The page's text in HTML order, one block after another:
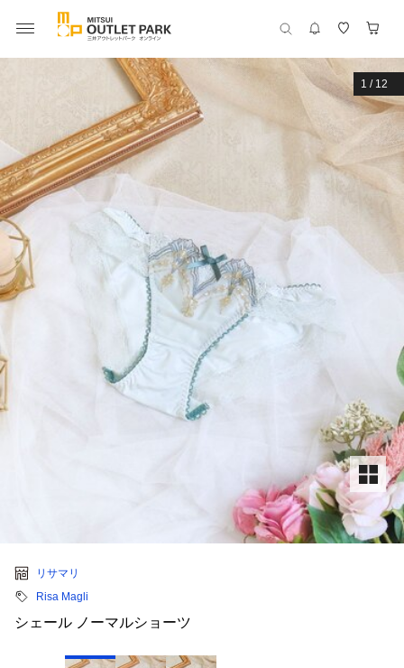
1 / 12
リサマリ
Risa Magli
シェール ノーマルショーツ